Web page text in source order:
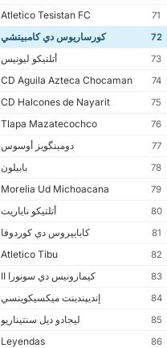
71
72
كورساريوس دي كامبيتشي
73
أتلتيكو ليونيس
74
75
76
77
دومينگويز أوسوس
78
بابيلون
79
80
أتلتيكو ناياريت
81
كاباييروس دي كوردوفا
82
83
كيمارونيس دي سونورا II
84
إنديپندينت ميكسيكوينسي
85
ليجادو ديل سنتيناريو
86